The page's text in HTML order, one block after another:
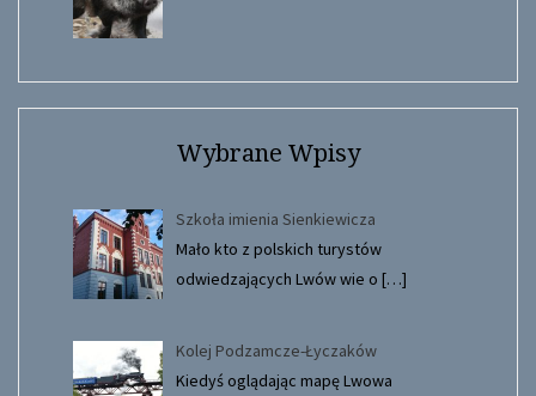
Wybrane Wpisy
Szkoła imienia Sienkiewicza
Mało kto z polskich turystów
odwiedzających Lwów wie o […]
Kolej Podzamcze-Łyczaków
Kiedyś oglądając mapę Lwowa